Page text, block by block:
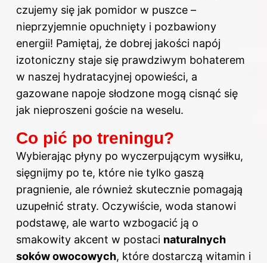
czujemy się jak pomidor w puszce –
nieprzyjemnie opuchnięty i pozbawiony
energii! Pamiętaj, że dobrej jakości napój
izotoniczny staje się prawdziwym bohaterem
w naszej hydratacyjnej opowieści, a
gazowane napoje słodzone mogą cisnąć się
jak nieproszeni goście na weselu.
Co pić po treningu?
Wybierając płyny po wyczerpującym wysiłku,
sięgnijmy po te, które nie tylko gaszą
pragnienie, ale również skutecznie pomagają
uzupełnić straty. Oczywiście, woda stanowi
podstawę, ale warto wzbogacić ją o
smakowity akcent w postaci naturalnych
soków owocowych, które dostarczą witamin i